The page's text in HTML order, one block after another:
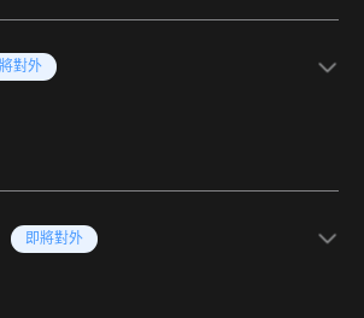
對外
即將對外